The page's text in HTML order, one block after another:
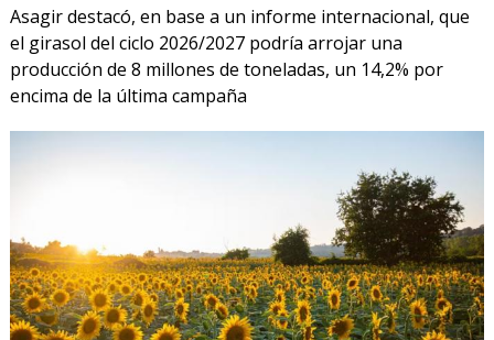
Asagir destacó, en base a un informe internacional, que
el girasol del ciclo 2026/2027 podría arrojar una
producción de 8 millones de toneladas, un 14,2% por
encima de la última campaña